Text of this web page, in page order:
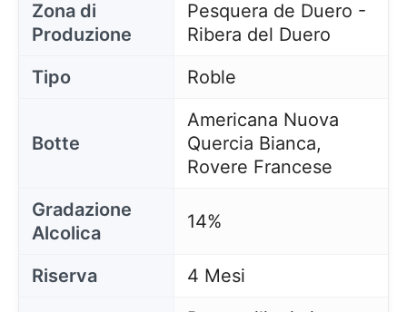
Zona di
Produzione
Pesquera de Duero -
Ribera del Duero
Tipo
Roble
Botte
Americana Nuova
Quercia Bianca,
Rovere Francese
Gradazione
Alcolica
14%
Riserva
4 Mesi